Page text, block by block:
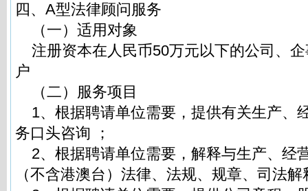
四、A型法律顾问服务
（一）适用对象
注册资本在人民币50万元以下的公司、
户
（二）服务项目
1、根据聘请单位需要，提供有关生产、
务口头咨询 ；
2、根据聘请单位需要，解释与生产、经
（不含港澳台）法律、法规、规章、司法